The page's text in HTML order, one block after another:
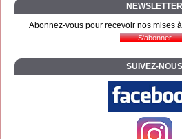
NEWSLETTER
Abonnez-vous pour recevoir nos mises
SUIVEZ-NOUS